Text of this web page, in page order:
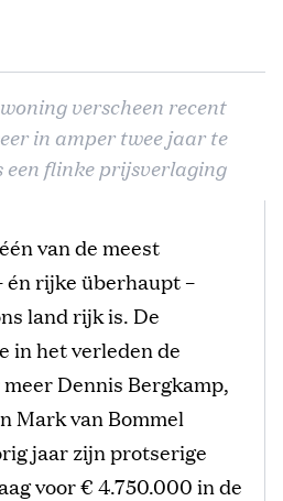
verscheen recent
in amper twee jaar te
een flinke prijsverlaging
van de meest
én rijke überhaupt –
land rijk is. De
in het verleden de
Dennis Bergkamp,
Mark van Bommel
jaar zijn protserige
voor € 4.750.000 in de